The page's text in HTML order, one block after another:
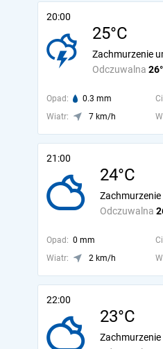
20:00
25°C
Odczuwalna
Zachmurzenie
Opad: 0.3 mm
Wiatr:
7 km/h
21:00
24°C
Odczuwalna
Opad: 0 mm
Wiatr:
2 km/h
22:00
23°C